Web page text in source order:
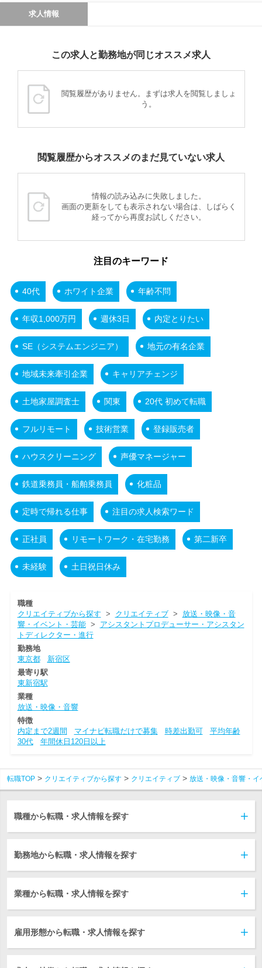
求人情報
この求人と勤務地が同じオススメ求人
閲覧履歴がありません。まずは求人を閲覧しましょ
う。
閲覧履歴からオススメのまだ見ていない求人
情報の読み込みに失敗しました。
画面の更新をしても表示されない場合は、しばらく
経ってから再度お試しください。
注目のキーワード
40代 ホワイト企業 年齢不問
年収1,000万円 週休3日 内定とりたい
SE（システムエンジニア） 地元の有名企業
地域未来牽引企業 キャリアチェンジ
土地家屋調査士 関東 20代 初めて転職
フルリモート 技術営業 登録販売者
ハウスクリーニング 声優マネージャー
鉄道乗務員・船舶乗務員 化粧品
定時で帰れる仕事 注目の求人検索ワード
正社員 リモートワーク・在宅勤務 第二新卒
未経験 土日祝日休み
職種
クリエイティブから探す > クリエイティブ> 放送・映像・音
響・イベント・芸能> アシスタントプロデューサー・アシスタン
トディレクター・進行
勤務地
東京都
新宿区
最寄り駅
東新宿駅
業種
放送・映像・音響
特徴
内定まで2週間
マイナビ転職だけで募集 時差出勤可
平均年齢
30代
年間休日120日以上
転職TOP クリエイティブから探す クリエイティブ 放送・映像・音響・イ
職種から転職・求人情報を探す
勤務地から転職・求人情報を探す
業種から転職・求人情報を探す
雇用形態から転職・求人情報を探す